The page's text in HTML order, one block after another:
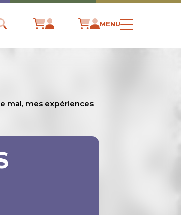
MENU
mal, mes expériences